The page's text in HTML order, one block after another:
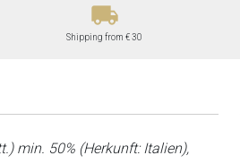
local_shipping
Shipping from € 30
min. 50% (Herkunft: Italien),